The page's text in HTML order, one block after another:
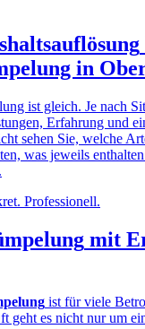
in
ist gleich. Je nach
Erfahrung und
sehen Sie, welche
was jeweils
Professionell.
mit
ist für viele
geht es nicht nur um